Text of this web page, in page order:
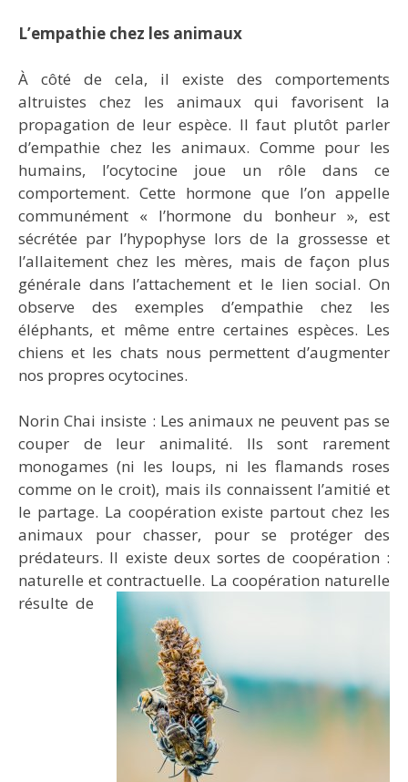
L’empathie chez les animaux
À côté de cela, il existe des comportements
altruistes chez les animaux qui favorisent la
propagation de leur espèce. Il faut plutôt parler
d’empathie chez les animaux. Comme pour les
humains, l’ocytocine joue un rôle dans ce
comportement. Cette hormone que l’on appelle
communément « l’hormone du bonheur », est
sécrétée par l’hypophyse lors de la grossesse et
l’allaitement chez les mères, mais de façon plus
générale dans l’attachement et le lien social. On
observe des exemples d’empathie chez les
éléphants, et même entre certaines espèces. Les
chiens et les chats nous permettent d’augmenter
nos propres ocytocines.
Norin Chai insiste : Les animaux ne peuvent pas se
couper de leur animalité. Ils sont rarement
monogames (ni les loups, ni les flamands roses
comme on le croit), mais ils connaissent l’amitié et
le partage. La coopération existe partout chez les
animaux pour chasser, pour se protéger des
prédateurs. Il existe deux sortes de coopération :
naturelle et contractuelle. La coopération naturelle
résulte de